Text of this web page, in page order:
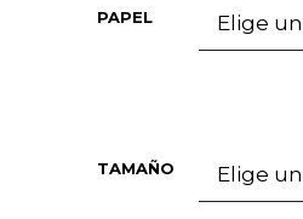
PAPEL
TAMAÑO